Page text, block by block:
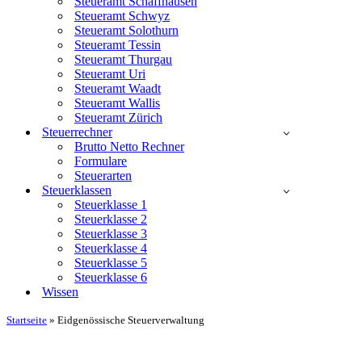
Steueramt Schwyz
Steueramt Solothurn
Steueramt Tessin
Steueramt Thurgau
Steueramt Uri
Steueramt Waadt
Steueramt Wallis
Steueramt Zürich
Steuerrechner
Brutto Netto Rechner
Formulare
Steuerarten
Steuerklassen
Steuerklasse 1
Steuerklasse 2
Steuerklasse 3
Steuerklasse 4
Steuerklasse 5
Steuerklasse 6
Wissen
Startseite » Eidgenössische Steuerverwaltung